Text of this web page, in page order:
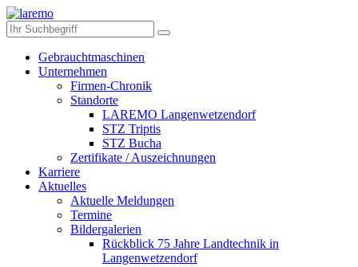
Gebrauchtmaschinen
Unternehmen
Firmen-Chronik
Standorte
LAREMO Langenwetzendorf
STZ Triptis
STZ Bucha
Zertifikate / Auszeichnungen
Karriere
Aktuelles
Aktuelle Meldungen
Termine
Bildergalerien
Rückblick 75 Jahre Landtechnik in
Langenwetzendorf